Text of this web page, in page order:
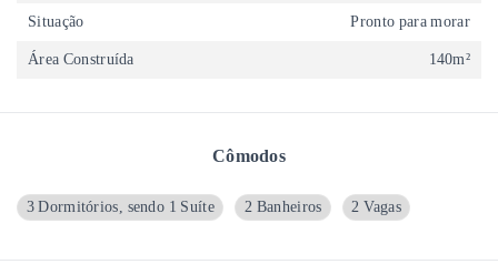
Cômodos
3 Dormitórios, sendo 1 Suíte 2 Banheiros 2 Vagas
Situação Pronto para morar
Área Construída 140m²